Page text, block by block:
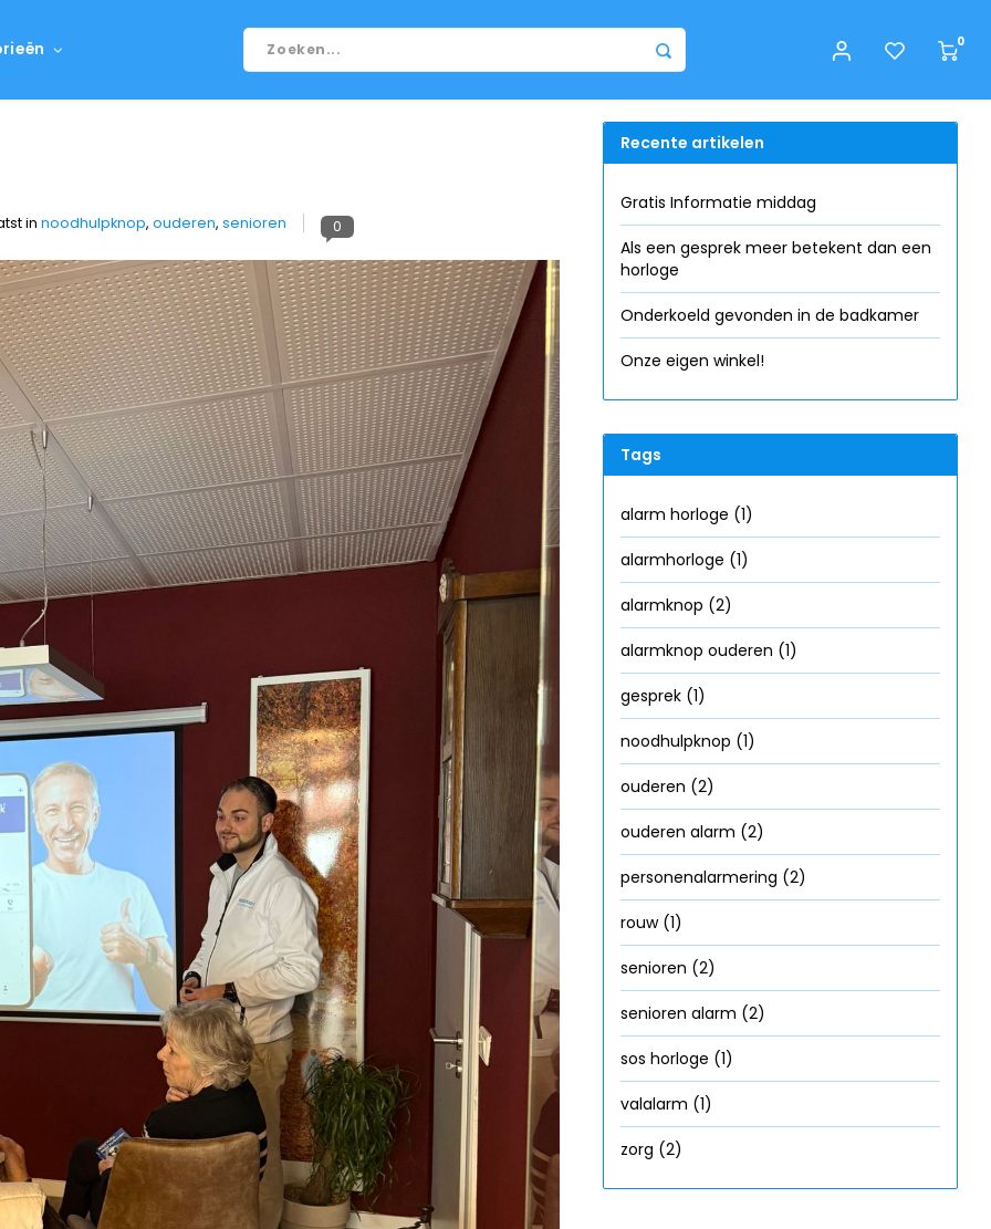
0
in noodhulpknop, ouderen, senioren 0
Recente artikelen
Gratis Informatie middag
Als een gesprek meer betekent dan een
horloge
Onderkoeld gevonden in de badkamer
Onze eigen winkel!
Tags
alarm horloge (1)
alarmhorloge (1)
alarmknop (2)
alarmknop ouderen (1)
gesprek (1)
noodhulpknop (1)
ouderen (2)
ouderen alarm (2)
personenalarmering (2)
rouw (1)
senioren (2)
senioren alarm (2)
sos horloge (1)
valalarm (1)
zorg (2)